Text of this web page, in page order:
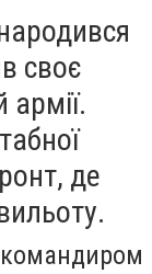
своє
армії.
де